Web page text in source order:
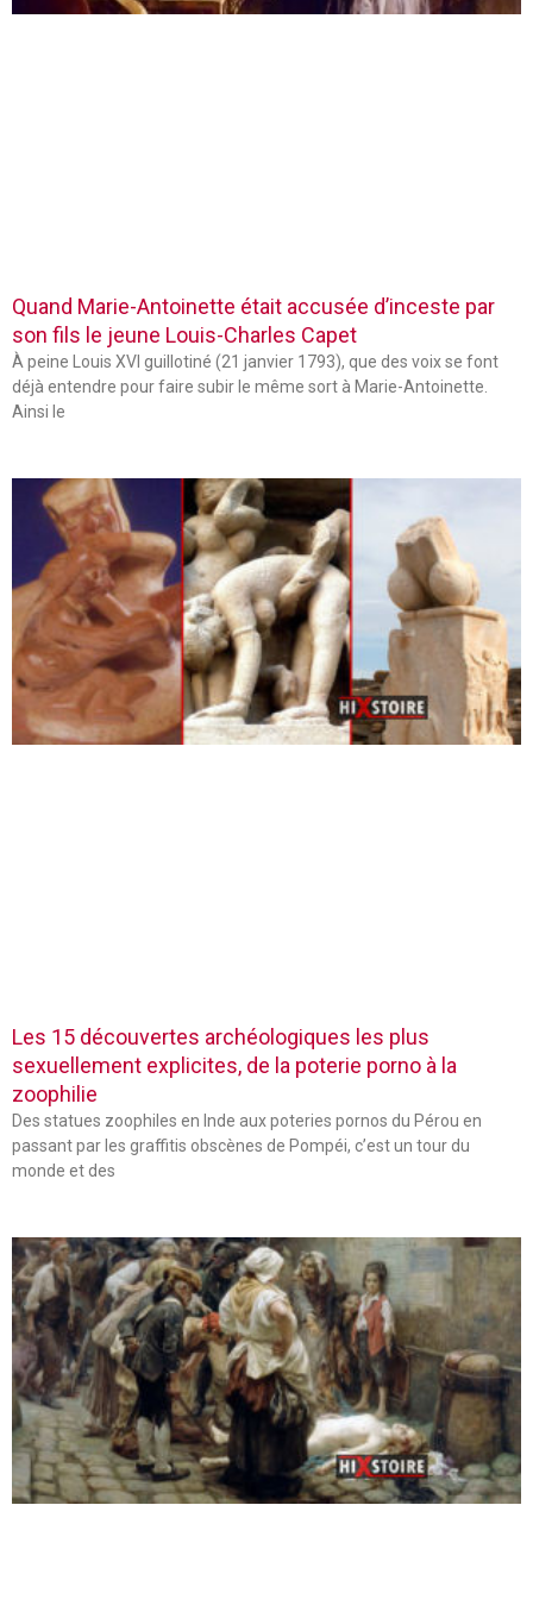
Quand Marie-Antoinette était accusée d’inceste par
son fils le jeune Louis-Charles Capet
À peine Louis XVI guillotiné (21 janvier 1793), que des voix se font
déjà entendre pour faire subir le même sort à Marie-Antoinette.
Ainsi le
Les 15 découvertes archéologiques les plus
sexuellement explicites, de la poterie porno à la
zoophilie
Des statues zoophiles en Inde aux poteries pornos du Pérou en
passant par les graffitis obscènes de Pompéi, c’est un tour du
monde et des